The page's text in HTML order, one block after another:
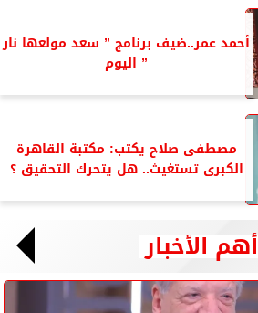
أحمد عمر..ضيف برنامج ” سعد مولعها نار
” اليوم
مصطفى صلاح يكتب: مكتبة القاهرة
الكبرى تستغيث.. هل يتحرك التحقيق ؟
أهم الأخبار